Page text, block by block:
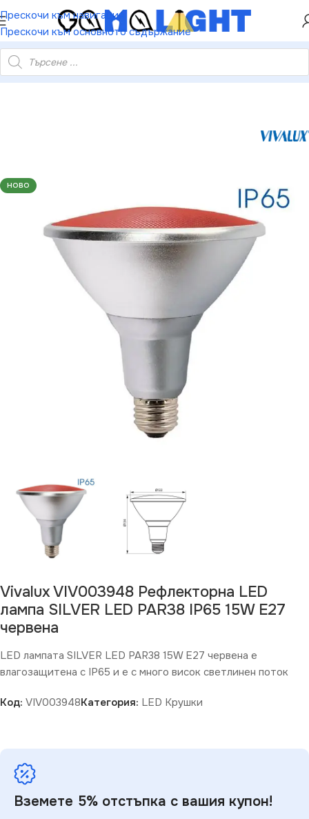
Прескочи към навигация
Прескочи към основното съдържание
НАМАЛЕНИЕ ОТ 5%
LED лампа SILVER LED PAR38 IP65 15W E27 червена
НОВО
Vivalux VIV003948 Рефлекторна LED
лампа SILVER LED PAR38 IP65 15W E27
червена
LED лампата SILVER LED PAR38 15W E27 червена е
влагозащитена с IP65 и е с много висок светлинен поток
Код: VIV003948Категория: LED Крушки
Вземете 5% отстъпка с вашия купон!